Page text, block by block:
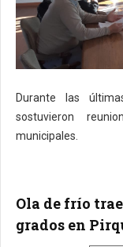
Durante las
sostuvieron
municipales.
Ola de frío
grados en